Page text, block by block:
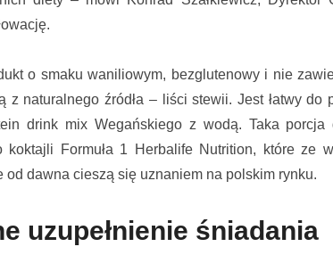
o smaku waniliowym, bezglutenowy i nie
z naturalnego źródła – liści stewii. Jest łatwy
drink mix Wegańskiego z wodą. Taka
koktajli Formuła 1 Herbalife Nutrition, które ze
od dawna cieszą się uznaniem na polskim rynku.
uzupełnienie śniadania